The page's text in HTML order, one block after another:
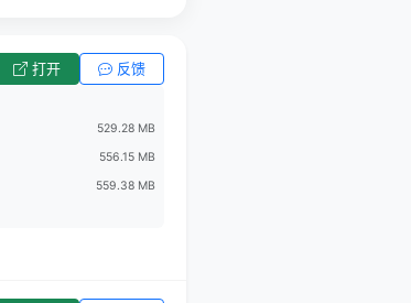
打开 反馈
529.28 MB
556.15 MB
559.38 MB